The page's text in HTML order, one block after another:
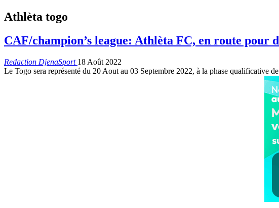
Athlèta togo
CAF/champion’s league: Athlèta FC, en route pour
Redaction DjenaSport 18 Août 2022
Le Togo sera représenté du 20 Aout au 03 Septembre 2022, à la phase qualificative